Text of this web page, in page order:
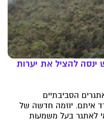
להציל את יערות
הסביבתיים
איתם. יוזמה חדשה של
לאתגר בעל משמעות